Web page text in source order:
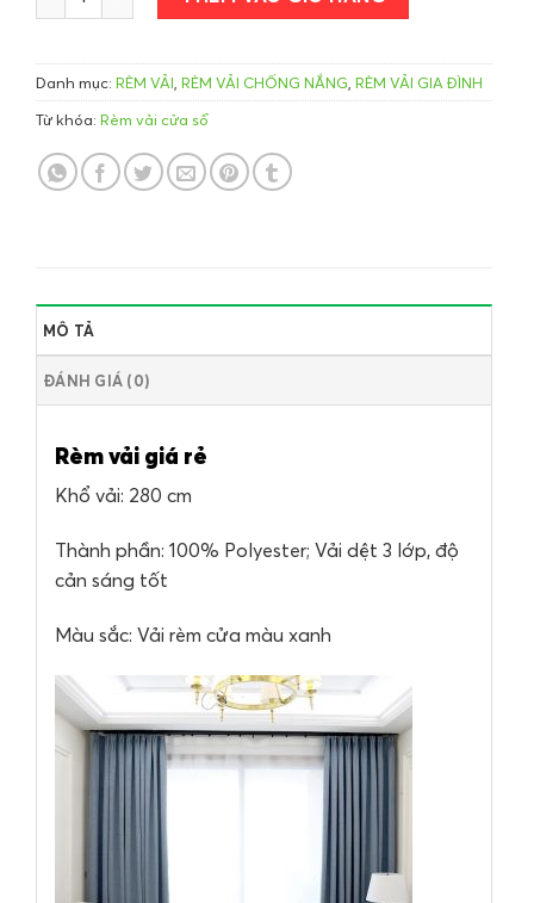
Danh mục: RÈM VẢI RÈM VẢI CHỐNG NẮNG RÈM VẢI GIA ĐÌNH
Từ khóa: Rèm vải cửa sổ
MÔ TẢ
ĐÁNH GIÁ (0)
Rèm vải giá rẻ
Khổ vải: 280 cm
Thành phần: 100% Polyester; Vải dệt 3 lớp, độ
cản sáng tốt
Màu sắc: Vải rèm cửa màu xanh